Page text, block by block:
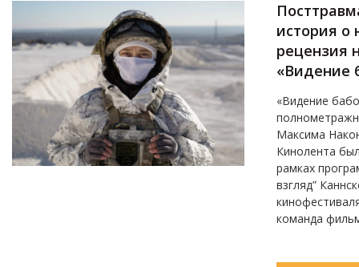
история о
рецензия
«Видение
«Видение
Максима
Кинолента
рамках
взгляд”
команда